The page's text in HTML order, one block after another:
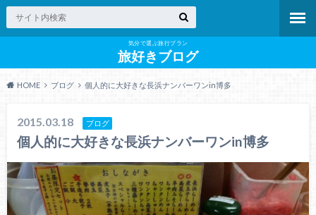
気分で選ぶ旅行プラン
旅好きブログ
HOME ブログ 個人的に大好きな長浜ナンバーワンin博多
2015.03.18 ブログ
個人的に大好きな長浜ナンバーワンin博多